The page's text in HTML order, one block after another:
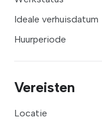
Ideale verhuisdatum
Huurperiode
Vereisten
Locatie